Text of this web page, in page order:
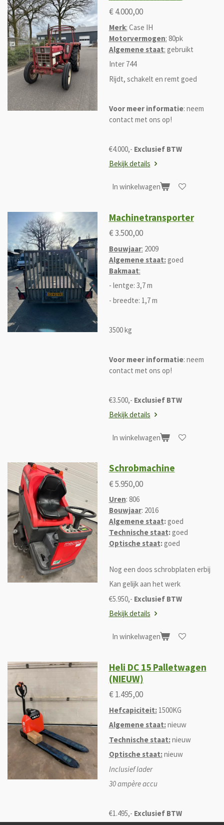
€ 4.000,00
Merk: Case IH
Motorvermogen: 80pk
Algemene staat: gebruikt
Inter 744
Rijdt, schakelt en remt goed
Voor meer informatie: neem
contact met ons op!
€4.000,- Exclusief BTW
Bekijk details
In winkelwagen
Machinetransporter
€ 3.500,00
Bouwjaar: 2009
Algemene staat:goed
Bakmaat:
- lentge: 3,7 m
- breedte: 1,7 m
3500 kg
Voor meer informatie: neem
contact met ons op!
€3.500,- Exclusief BTW
Bekijk details
In winkelwagen
Schrobmachine
€ 5.950,00
Uren: 806
Bouwjaar: 2016
Algemene staat:goed
Technische staat:goed
Optische staat:goed
Nog een doos schrobplaten erbij
Kan gelijk aan het werk
€5.950,- Exclusief BTW
Bekijk details
In winkelwagen
Heli DC 15 Palletwagen
(NIEUW)
€ 1.495,00
Hefcapiciteit:1500KG
Algemene staat:nieuw
Technische staat:nieuw
Optische staat:nieuw
Inclusief lader
30 ampère accu
€1.495,- Exclusief BTW